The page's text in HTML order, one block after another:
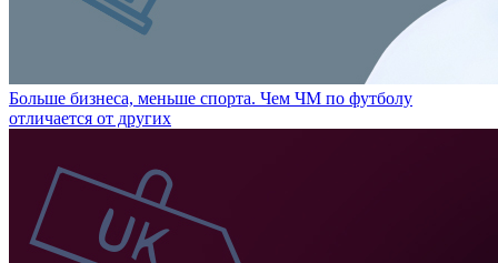
Больше бизнеса, меньше спорта. Чем ЧМ по футболу
отличается от других